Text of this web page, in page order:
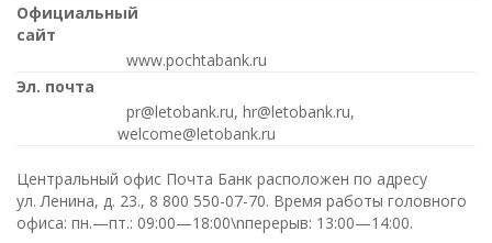
Официальный
сайт
www.pochtabank.ru
Эл. почта
pr@letobank.ru, hr@letobank.ru,
welcome@letobank.ru
Центральный офис Почта Банк расположен по адресу
ул. Ленина, д. 23., 8 800 550-07-70. Время работы головного
офиса: пн.—пт.: 09:00—18:00\nперерыв: 13:00—14:00.